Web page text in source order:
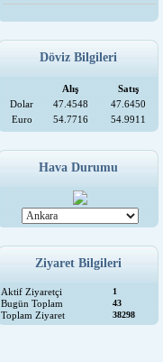
Döviz Bilgileri
Alış
Satış
Dolar
47.4548
47.6450
Euro
54.7716 54.9911
Hava Durumu
Ziyaret Bilgileri
Aktif Ziyaretçi 1
Bugün Toplam 43
Toplam Ziyaret 38298